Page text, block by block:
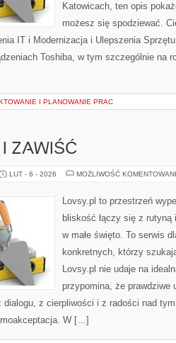
Katowicach, ten opis
możesz się spodziewać.
IT i Modernizacja i Ulepszenia
Toshiba, w tym szczególnie na
I PLANOWANIE PRAC
ZAWIŚĆ
LUT - 6 - 2026 MOŻLIWOŚĆ
Lovsy.pl to przestrzeń
bliskość łączy się z rutyną
w małe święto. To serwis
konkretnych, którzy
Lovsy.pl nie udaje na
przypomina, że prawdziwe
z cierpliwości i z radości nad
W […]